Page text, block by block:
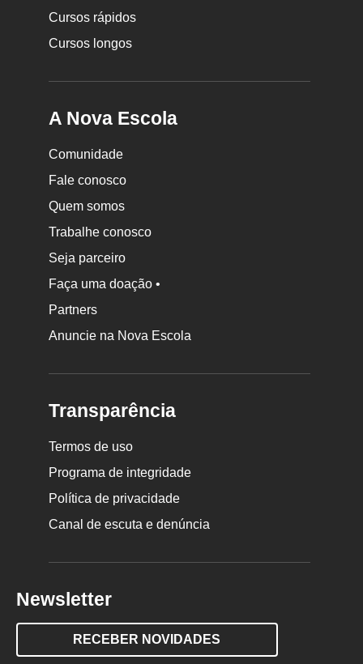
Cursos rápidos
Cursos longos
A Nova Escola
Comunidade
Fale conosco
Quem somos
Trabalhe conosco
Seja parceiro
Faça uma doação •
Partners
Anuncie na Nova Escola
Transparência
Termos de uso
Programa de integridade
Política de privacidade
Canal de escuta e denúncia
Newsletter
RECEBER NOVIDADES